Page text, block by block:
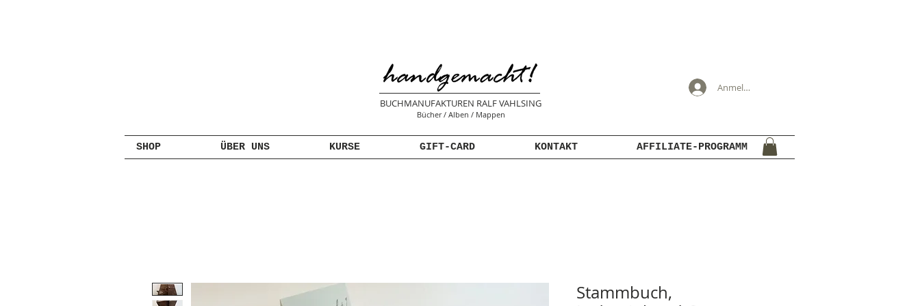
BUCHMANUFAKTUREN RALF VAHLSING
Bücher / Alben / Mappen
Anmelden
SHOP ÜBER UNS KURSE GIFT-CARD KONTAKT AFFILIATE-PROGRAMM
Stammbuch,